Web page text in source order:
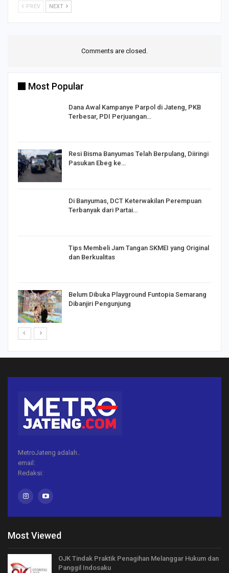
PREV NEXT
Comments are closed.
Most Popular
Dana Awal Kampanye Parpol di Jateng, PKB
Terbesar, PDI Perjuangan…
Resi Bisma Banyumas Telah Berpulang, Diiringi
Pasukan Ebeg ke…
Di Banyumas, DCT Keterwakilan Perempuan
Terbanyak dari Partai…
Tips Membeli Jam Tangan SKMEI yang Original
dan Berkualitas
Belum Dibuka Playground Funtopia Semarang
Dibanjiri Pengunjung
MetroJateng adalah..
email:
Redaksi:
Most Viewed
OJK Tindak Praktik Penagihan Melanggar Hukum dan
Panggil Indosaku